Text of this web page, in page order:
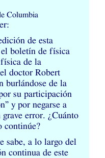
Columbia
de esta
el boletín de física
de la
doctor Robert
burlándose de la
su participación
y por negarse a
error. ¿Cuánto
continúe?
sabe, a lo largo del
continua de este